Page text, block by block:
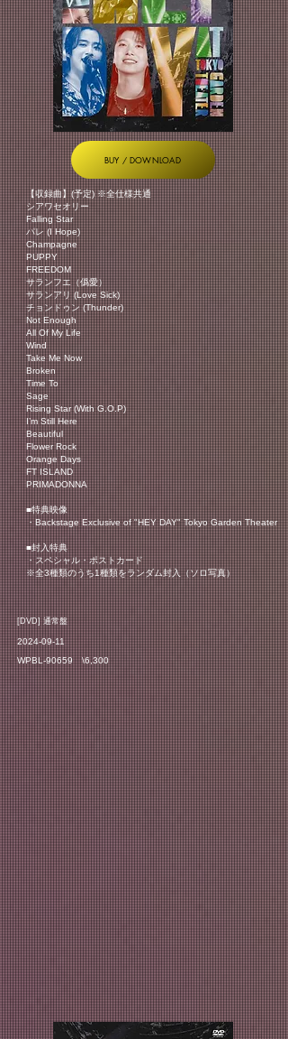
BUY / DOWNLOAD
【収録曲】(予定) ※全仕様共通
シアワセオリー
Falling Star
パレ (I Hope)
Champagne
PUPPY
FREEDOM
サランフエ（僞愛）
サランアリ (Love Sick)
チョンドゥン (Thunder)
Not Enough
All Of My Life
Wind
Take Me Now
Broken
Time To
Sage
Rising Star (With G.O.P)
I’m Still Here
Beautiful
Flower Rock
Orange Days
FT ISLAND
PRIMADONNA
■特典映像
・Backstage Exclusive of "HEY DAY" Tokyo Garden Theater
■封入特典
・スペシャル・ポストカード
※全3種類のうち1種類をランダム封入（ソロ写真）
​[DVD] 通常盤
2024-09-11
WPBL-90659 \6,300